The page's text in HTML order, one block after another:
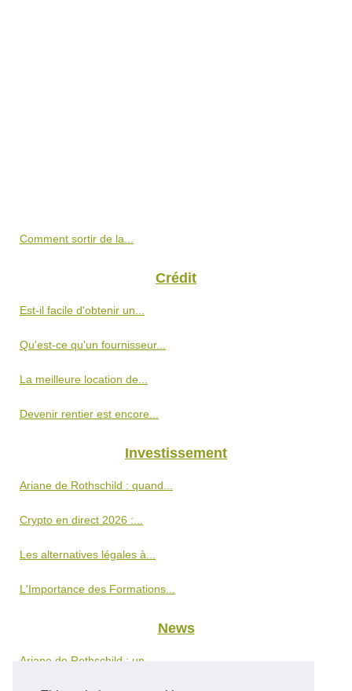
Comment sortir de la...
Crédit
Est-il facile d'obtenir un...
Qu'est-ce qu'un fournisseur...
La meilleure location de...
Devenir rentier est encore...
Investissement
Ariane de Rothschild : quand...
Crypto en direct 2026 :...
Les alternatives légales à...
L'Importance des Formations...
News
Ariane de Rothschild : un...